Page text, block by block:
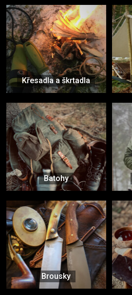
Křesadla a škrtadla
Batohy
Brousky